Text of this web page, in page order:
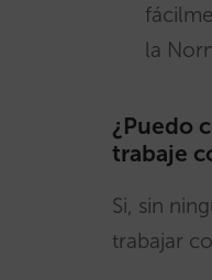
la
¿Puedo
trabaje
Si, sin
trabajar